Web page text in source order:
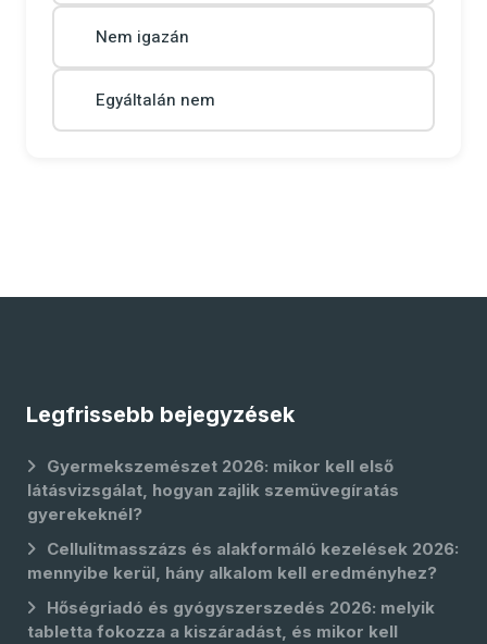
Nem igazán
Egyáltalán nem
Legfrissebb bejegyzések
Gyermekszemészet 2026: mikor kell első
látásvizsgálat, hogyan zajlik szemüvegíratás
gyerekeknél?
Cellulitmasszázs és alakformáló kezelések 2026:
mennyibe kerül, hány alkalom kell eredményhez?
Hőségriadó és gyógyszerszedés 2026: melyik
tabletta fokozza a kiszáradást, és mikor kell